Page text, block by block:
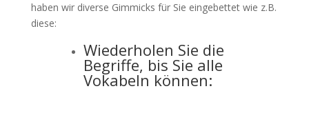
haben wir diverse Gimmicks für Sie eingebettet wie z.B.
diese:
Wiederholen Sie die
Begriffe, bis Sie alle
Vokabeln können: